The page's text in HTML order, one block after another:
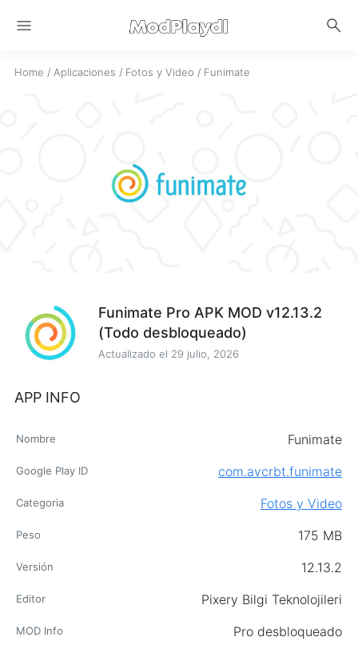
menu search
Home / Aplicaciones / Fotos y Video / Funimate
Funimate Pro APK MOD v12.13.2
(Todo desbloqueado)
Actualizado el 29 julio, 2026
APP INFO
Nombre Funimate
Google Play ID com.avcrbt.funimate
Categoria Fotos y Video
Peso 175 MB
Versión 12.13.2
Editor Pixery Bilgi Teknolojileri
MOD Info Pro desbloqueado